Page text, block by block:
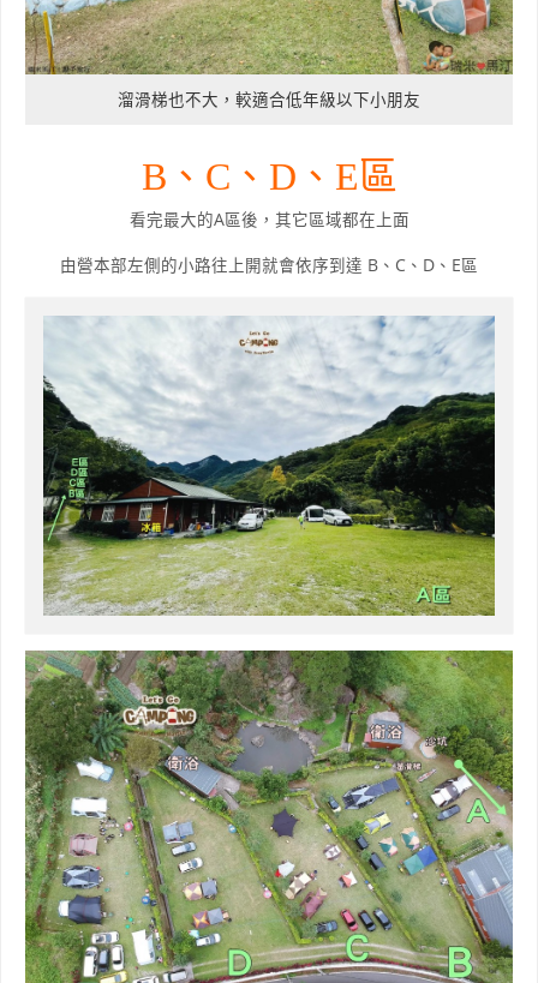
溜滑梯也不大，較適合低年級以下小朋友
B、C、D、E區
看完最大的A區後，其它區域都在上面
由營本部左側的小路往上開就會依序到達 B、C、D、E區